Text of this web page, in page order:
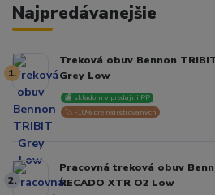
Najpredávanejšie
1.
Treková obuv Bennon
Grey Low
🏬 skladom v predajni PP
🏷️ -10% pre registrovaných
2.
Pracovná treková obuv
RECADO XTR O2 Low